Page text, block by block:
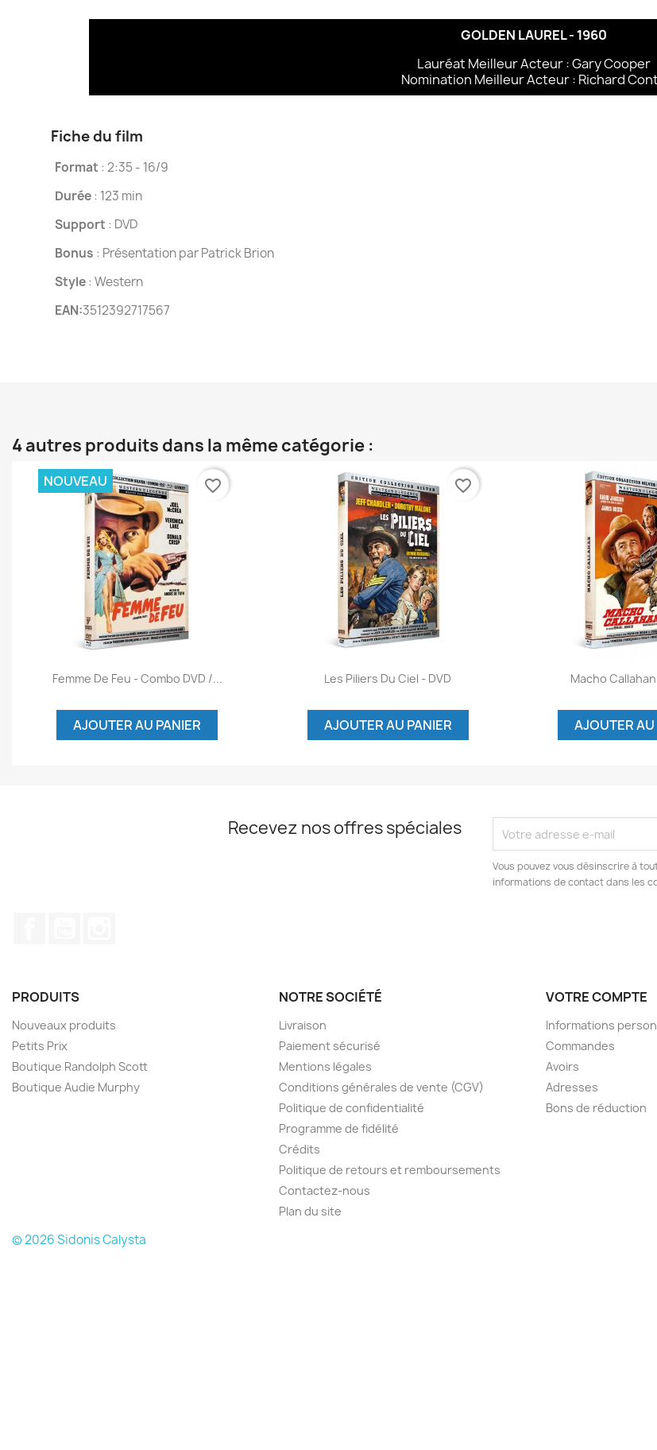
GOLDEN LAUREL - 1960
Lauréat Meilleur Acteur : Gary Cooper
Nomination Meilleur Acteur : Richard
Fiche du film
Format : 2:35 - 16/9
Durée: 123 min
Support : DVD
Bonus : Présentation par Patrick Brion
Style: Western
EAN:3512392717567
4 autres produits dans la même catégorie :
Aperçu rapide
Femme De Feu - Combo DVD /...
AJOUTER AU PANIER
NOUVEAU favorite_border
Aperçu rapide
Les Piliers Du Ciel - DVD
AJOUTER AU PANIER
favorite_border
Aperçu
Macho
AJOUTER AU
Recevez nos offres spéciales
Vous pouvez vous désinscrire à
informations de contact dans les
PRODUITS
Nouveaux produits
Petits Prix
Boutique Randolph Scott
Boutique Audie Murphy
NOTRE SOCIÉTÉ
Livraison
Paiement sécurisé
Mentions légales
Conditions générales de vente (CGV)
Politique de confidentialité
Programme de fidélité
Crédits
Politique de retours et remboursements
Contactez-nous
Plan du site
VOTRE COMPTE
Informations
Commandes
Avoirs
Adresses
Bons de réduction
© 2026 Sidonis Calysta